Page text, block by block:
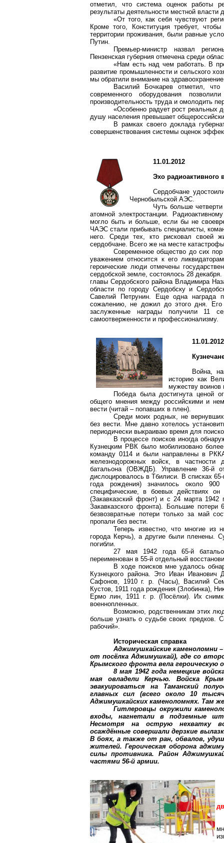
отметил, что система оценок работы
результаты деятельности местной
«От того, как себя чувствуют
Кроме того, Конституция требует,
территории проживания, были равные
Путин.
Премьер-министр назвал
Пензенская губерния отмечена среди
«Нам есть над чем работать. В
развитие промышленности и сельского
мы обратили внимание на
Василий Бочкарев отметил, что
современного оборудования
производительность труда и омолодить
«Особенно радует рост реальных
душу населения превышает
В рамках своего доклада
совершенствования системы оценок
11.01.2012
Эхо радиоактивного
Сердобчане
Чернобыльской АЭС.
Чуть больше
атомной электростанции.
могло быть и больше, если бы не
ЧАЭС стали прибывать специалисты,
него. Среди тех, кто рисковал своей
сердобчане. Всего же на месте
Современное общество до сих
уважением относится к его
героические люди отмечены
сердобской земле, состоялось 28
главыСердобского района Владимира
области по городу Сердобску и
Савелий Петрунин. Еще одна награда
сожалению, не дожил до этого дня.
заслуженные награды получили 11
самоотверженности и профессионализму.
11.01.2012
Война,
историю как
мужеству воинов
Победа была достигнута ценой
общего мнения между российскими и
вести (читай – попавших в плен).
Среди моих родных, не
без вести. Мне давно хотелось
периодически выкраиваю время для
В процессе поисков иногда
Кузнецким РВК было мобилизовано
команду 0114 и были направлены в
железнодорожных войск, в частности
батальона (ОВЖДБ). Управление 36-й
дислоцировалось в Тбилиси. В списках
года рождения) значилось около
специфические, в боевых действиях
(Закавказский фронт) и с 24 марта 1942
Закавказского фронта). Большие
безвозвратные потери только за май
пропали без вести.
Теперь известно, что многие
города Керчь), а другие были пленены.
погибли.
27 мая 1942 года 65-й
переименован в 55-й отдельный
В ходе поисков мне удалось
Кузнецкого района. Это Иван Иванович
Сафонов, 1910 г. р. (Часы), Василий
Кустов, 1911 года рождения (Злобинка),
Ермо лин, 1911 г. р. (Посёлки). Их
военнопленных.
Возможно, родственникам этих
больше узнать о судьбе своих предков.
рабочий».
Историческая справка
Аджимушкайские каменоломни
от посёлка Аджимушкай), где со
Крымского фронта вела героическую
8 мая 1942 года немецкие
мая овладели Керчью. Войска
эвакуироваться на Таманский
главных сил (всего около 10
Аджимушкайскихкаменоломнях. Там
Гитлеровцы окружили
входы, нагнетали в подземные
Несмотря на острую нехватку
осаждённые совершали дерзкие
В боях, а также от ран, обвалов,
жителей. Героическая оборона
силы противника. Район
частями 56-й армии.